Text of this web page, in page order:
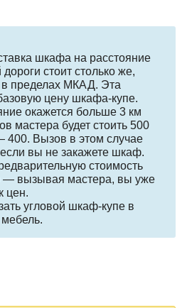
шкафа на расстояние
стоит столько же,
в пределах МКАД. Эта
цену шкафа-купе.
окажется больше 3 км
мастера будет стоить 500
400. Вызов в этом случае
вы не закажете шкаф.
стоимость
— вызывая мастера, вы уже
цен.
угловой шкаф-купе в